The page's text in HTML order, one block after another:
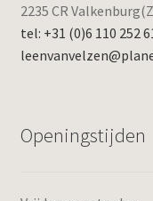
2235 CR
tel: +31 (0)6 110 252
Openingstijden